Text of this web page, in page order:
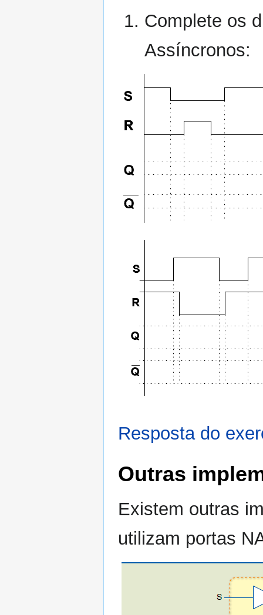
Complete os
Assíncronos:
Resposta do
Outras
Existem outras
utilizam portas